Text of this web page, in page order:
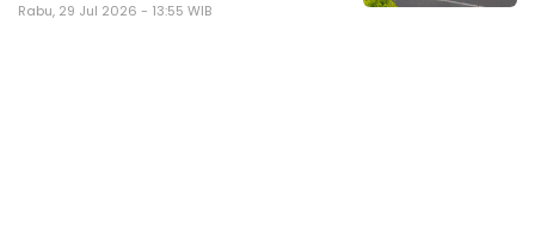
Rabu, 29 Jul 2026 - 13:55 WIB